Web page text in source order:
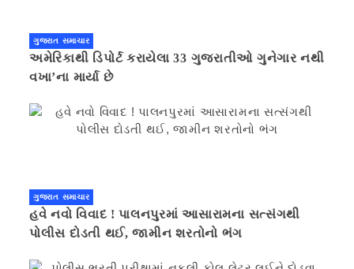
ગુજરાત સમાચાર
અમેરિકાથી ડિપોર્ટ કરાયેલા 33 ગુજરાતીઓ ગુનેગાર નથી
વખા’ના માર્યા છે
ગુજરાત સમાચાર
હવે નવો વિવાદ ! પાલનપુરમાં આસારામના સત્સંગથી
પોલીસ દોડતી થઈ, જામીન શરતોનો ભંગ